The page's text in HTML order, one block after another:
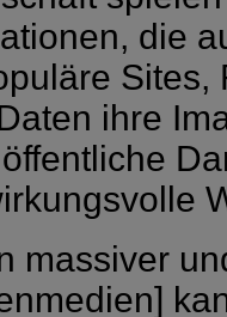
die
ihre
massiver